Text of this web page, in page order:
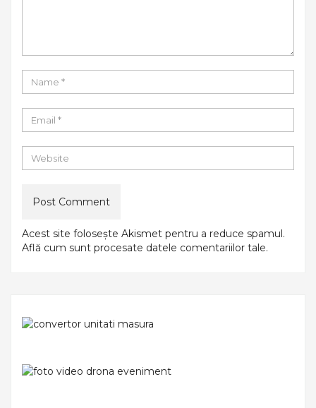
Acest site folosește Akismet pentru a reduce spamul.
Află cum sunt procesate datele comentariilor tale.